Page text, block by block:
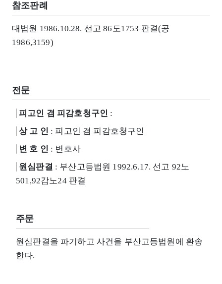
참조판례
대법원 1986.10.28. 선고 86도1753 판결(공
1986,3159)
전문
피고인 겸 피감호청구인 :
상 고 인 : 피고인 겸 피감호청구인
변 호 인 : 변호사
원심판결 : 부산고등법원 1992.6.17. 선고 92노
501,92감노24 판결
주문
원심판결을 파기하고 사건을 부산고등법원에 환송
한다.